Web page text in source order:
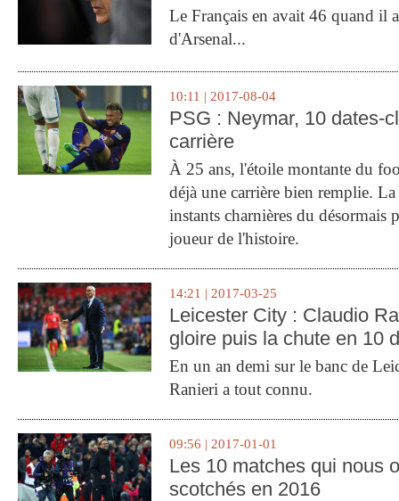
Le Français en avait 46 quand il
d'Arsenal...
10:11 | 2017-08-04
PSG : Neymar, 10 dates-
carrière
À 25 ans, l'étoile montante du
déjà une carrière bien remplie.
instants charnières du désormais
joueur de l'histoire.
14:21 | 2017-03-25
Leicester City : Claudio
gloire puis la chute en 10
En un an demi sur le banc de
Ranieri a tout connu.
09:56 | 2017-01-01
Les 10 matches qui nous
scotchés en 2016